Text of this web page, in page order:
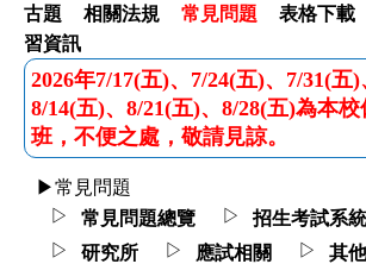
古題
相關法規 常見問題 表格下載
習資訊
2026年7/17(五)、7/24(五)、7/31(五)
8/14(五)、8/21(五)、8/28(五)為本
班，不便之處，敬請見諒。
▶常見問題
▷
常見問題總覽 ▷ 招生考試系統
▷
研究所 ▷ 應試相關 ▷ 其他